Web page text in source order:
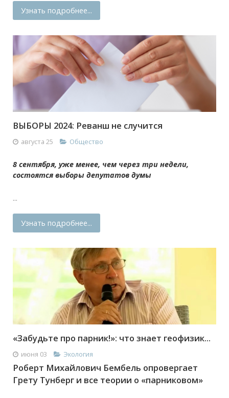
Узнать подробнее...
ВЫБОРЫ 2024: Реванш не случится
августа 25 Общество
8 сентября, уже менее, чем через три недели,
состоятся выборы депутатов думы
...
Узнать подробнее...
«Забудьте про парник!»: что знает геофизик...
июня 03 Экология
Роберт Михайлович Бембель опровергает
Грету Тунберг и все теории о «парниковом»